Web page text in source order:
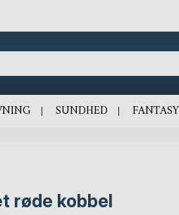
SUNDHED FANTASY
røde kobbel